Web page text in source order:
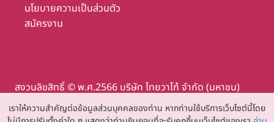
นโยบายความเป็นส่วนตัว
สมัครงาน
สงวนลิขสิทธิ์ © พ.ศ.2566 บริษัท ไทยวาโก้ จำกัด (มหาชน)
เราให้ความสำคัญต่อข้อมูลส่วนบุคคลของท่าน หากท่านใช้บริการเว็บไซต์นี้โดย